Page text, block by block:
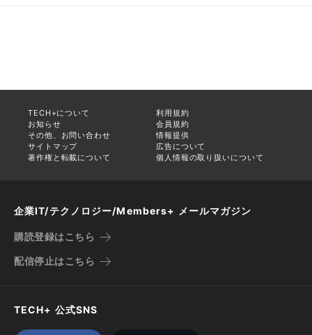
TECH+について
利用規約
お知らせ
会員規約
その他、お問い合わせ
情報提供
サイトマップ
広告について
著作権と転載について
個人情報の取り扱いについて
企業IT/テクノロジー/Members+ メールマガジン
購読登録はこちら
配信停止はこちら
TECH+ 公式SNS